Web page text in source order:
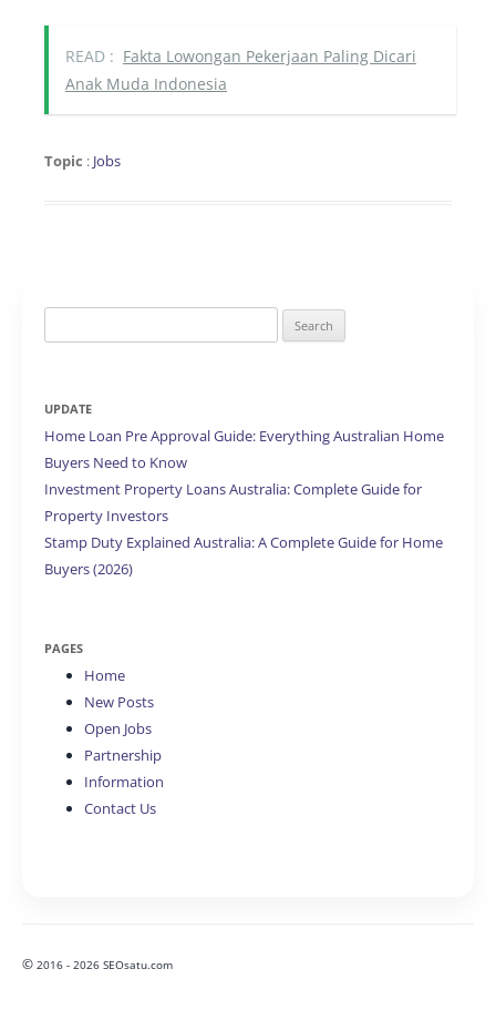
READ : Fakta Lowongan Pekerjaan Paling Dicari
Anak Muda Indonesia
Topic : Jobs
for:
UPDATE
Home Loan Pre Approval Guide: Everything Australian Home
Buyers Need to Know
Investment Property Loans Australia: Complete Guide for
Property Investors
Stamp Duty Explained Australia: A Complete Guide for Home
Buyers (2026)
PAGES
Home
New Posts
Open Jobs
Partnership
Information
Contact Us
© 2016 - 2026 SEOsatu.com